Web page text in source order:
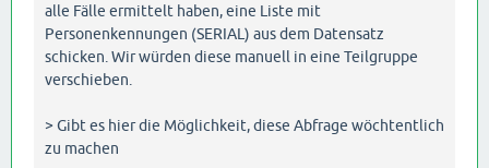
alle Fälle ermittelt haben, eine Liste mit
Personenkennungen (SERIAL) aus dem Datensatz
schicken. Wir würden diese manuell in eine Teilgruppe
verschieben.
> Gibt es hier die Möglichkeit, diese Abfrage wöchtentlich
zu machen